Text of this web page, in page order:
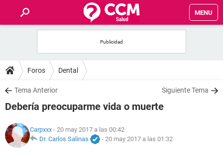
MENU
FOROS
SALUD
NUTRICIÓN
Foros Dental
Tema Anterior Siguiente Tema
Debería preocuparme vida o muerte
Carpxxx - 20 may 2017 a las 00:42
Dr. Carlos Salinas
- 20 may 2017 a las 01:32